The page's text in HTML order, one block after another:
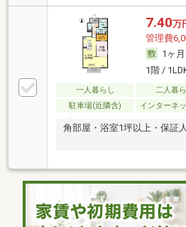
7.40万
管理費
1ヶ月
1階 /
一人暮らし 二人暮
駐車場(近隣含)
インターネ
角部屋・浴室1坪以上・保証